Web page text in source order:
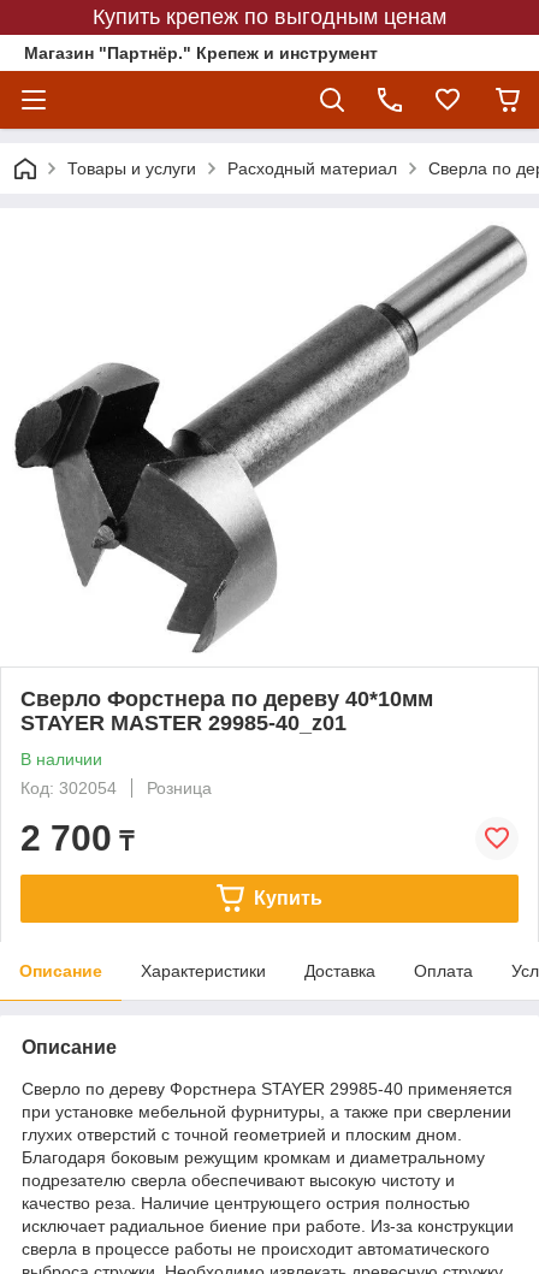
Купить крепеж по выгодным ценам
Магазин "Партнёр." Крепеж и инструмент
Товары и услуги Расходный материал Сверла по
Сверло Форстнера по дереву 40*10мм
STAYER MASTER 29985-40_z01
В наличии
Код: 302054
Розница
2 700 ₸
Купить
Описание Характеристики Доставка Оплата
Описание
Сверло по дереву Форстнера STAYER 29985-40 применяется
при установке мебельной фурнитуры, а также при сверлении
глухих отверстий с точной геометрией и плоским дном.
Благодаря боковым режущим кромкам и диаметральному
подрезателю сверла обеспечивают высокую чистоту и
качество реза. Наличие центрующего острия полностью
исключает радиальное биение при работе. Из-за конструкции
сверла в процессе работы не происходит автоматического